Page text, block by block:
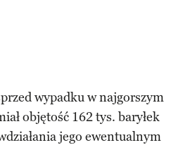
wypadku w najgorszym
objętość 162 tys. baryłek
jego ewentualnym